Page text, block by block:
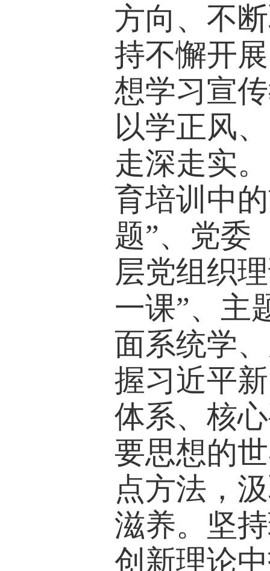
方向、不
持不懈开
想学习宣
以学正风
走深走实
育培训中
题”、党委
层党组织
一课”、主
面系统学
握习近平
体系、核
要思想的
点方法，
滋养。坚
创新理论